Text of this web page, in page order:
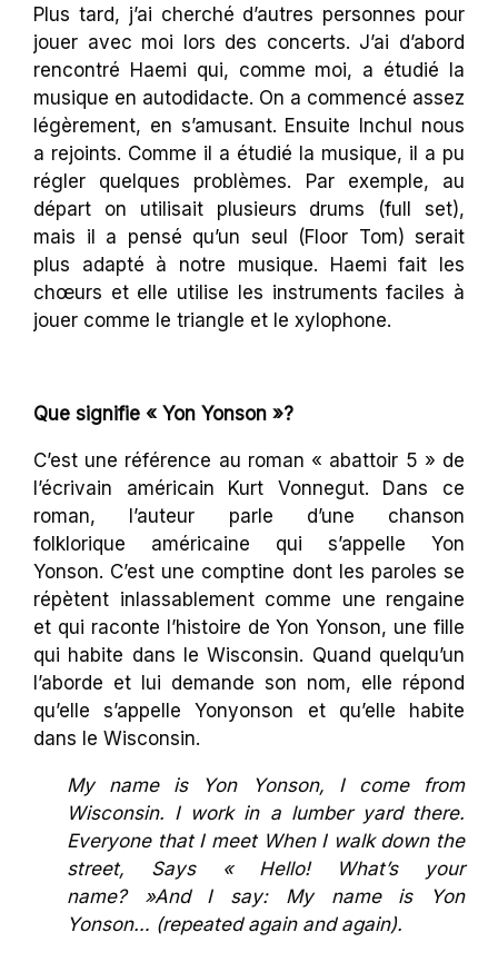
Plus tard, j’ai cherché d’autres personnes pour
jouer avec moi lors des concerts. J’ai d’abord
rencontré Haemi qui, comme moi, a étudié la
musique en autodidacte. On a commencé assez
légèrement, en s’amusant. Ensuite Inchul nous
a rejoints. Comme il a étudié la musique, il a pu
régler quelques problèmes. Par exemple, au
départ on utilisait plusieurs drums (full set),
mais il a pensé qu’un seul (Floor Tom) serait
plus adapté à notre musique. Haemi fait les
chœurs et elle utilise les instruments faciles à
jouer comme le triangle et le xylophone.
Que signifie « Yon Yonson »?
C’est une référence au roman « abattoir 5 » de
l’écrivain américain Kurt Vonnegut. Dans ce
roman, l’auteur parle d’une chanson
folklorique américaine qui s’appelle Yon
Yonson. C’est une comptine dont les paroles se
répètent inlassablement comme une rengaine
et qui raconte l’histoire de Yon Yonson, une fille
qui habite dans le Wisconsin. Quand quelqu’un
l’aborde et lui demande son nom, elle répond
qu’elle s’appelle Yonyonson et qu’elle habite
dans le Wisconsin.
My name is Yon Yonson, I come from
Wisconsin. I work in a lumber yard there.
Everyone that I meet When I walk down the
street, Says « Hello! What’s your
name? »And I say: My name is Yon
Yonson… (repeated again and again).